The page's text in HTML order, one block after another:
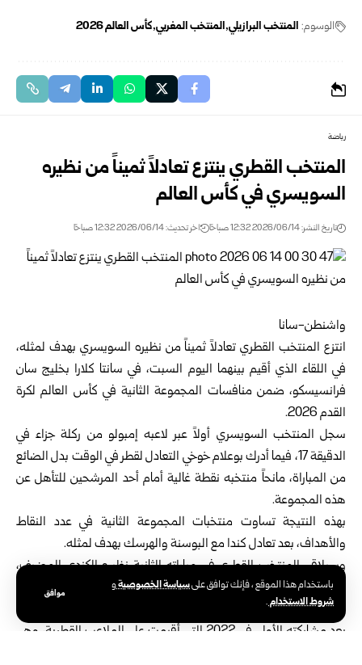
باستخدام هذا الموقع ، فإنك توافق علىسياسة الخصوصيةو
شروط الاستخدام.
موافق
الوسوم: المنتخب البرازيلي المنتخب المغربي كأس العالم ‌‏2026‏
رياضة
المنتخب القطري ينتزع تعادلاً ثميناً من نظيره
السويسري في كأس العالم
تاريخ النشر: 2026/06/14 12:32 صباحًا اخر تحديث: 2026/06/14 12:32 صباحًا
واشنطن-سانا
انتزع المنتخب القطري تعادلاً ثميناً من نظيره السويسري بهدف لمثله،
في ‏اللقاء الذي أقيم بينهما اليوم السبت، في سانتا كلارا بخليج سان
فرانسيسكو، ‏ضمن منافسات المجموعة الثانية في كأس العالم لكرة
القدم 2026
.‏
سجل المنتخب السويسري أولاً عبر لاعبه إمبولو من ركلة جزاء في
الدقيقة ‌‏17، فيما أدرك بوعلام خوخي التعادل لقطر في الوقت بدل الضائع
من ‏المباراة، مانحاً منتخبه نقطة غالية أمام أحد المرشحين للتأهل عن
هذه ‏المجموعة.‏
بهذه النتيجة تساوت منتخبات المجموعة الثانية في عدد النقاط
والأهداف، بعد ‏تعادل كندا مع البوسنة والهرسك بهدف لمثله.‏
وسيلاقي المنتخب القطري في مباراته الثانية نظيره الكندي المضيف،
فيما ‏سيلتقي المنتخب السويسري مع منتخب البوسنة والهرسك.‏
يذكر أن المنتخب القطري يشارك للمرة الثانية في نهائيات كأس العالم،
بعد ‏مشاركته الأولى في 2022 التي أقيمت على الملاعب القطرية، وهي